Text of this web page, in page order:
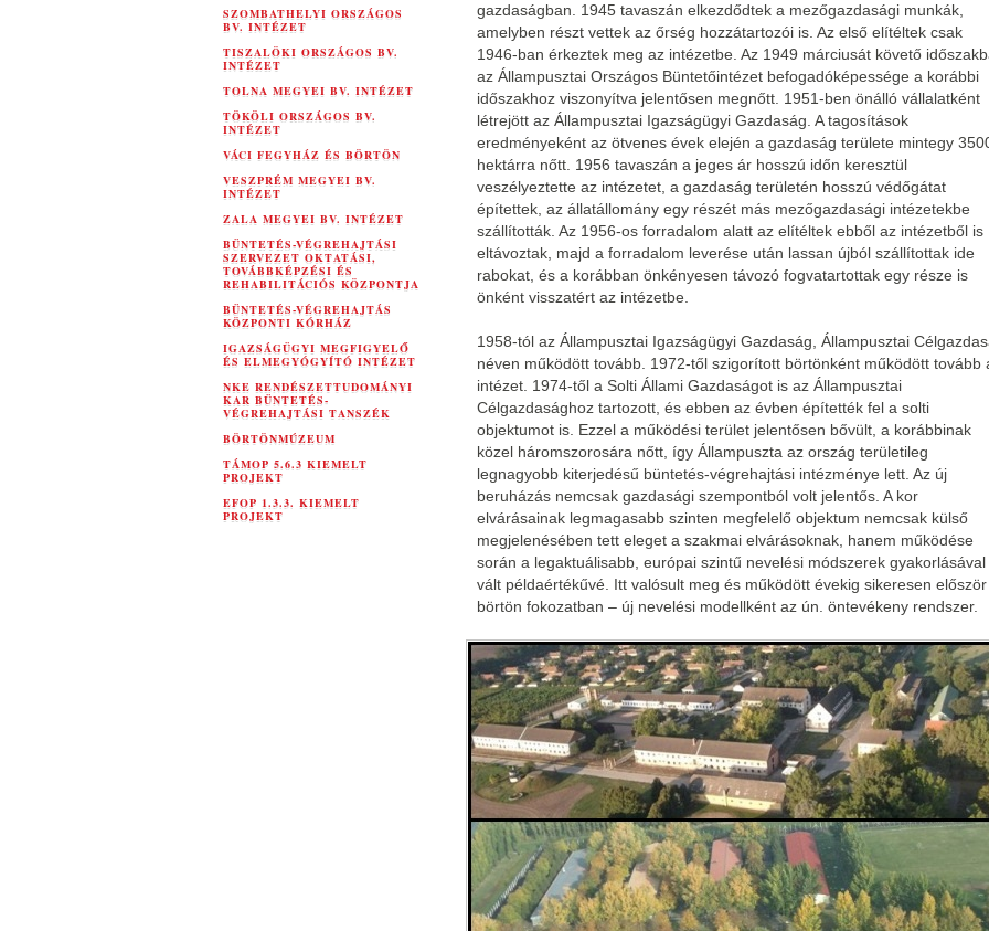
SZOMBATHELYI ORSZÁGOS
BV. INTÉZET
TISZALÖKI ORSZÁGOS BV.
INTÉZET
TOLNA MEGYEI BV. INTÉZET
TÖKÖLI ORSZÁGOS BV.
INTÉZET
VÁCI FEGYHÁZ ÉS BÖRTÖN
VESZPRÉM MEGYEI BV.
INTÉZET
ZALA MEGYEI BV. INTÉZET
BÜNTETÉS-VÉGREHAJTÁSI
SZERVEZET OKTATÁSI,
TOVÁBBKÉPZÉSI ÉS
REHABILITÁCIÓS KÖZPONTJA
BÜNTETÉS-VÉGREHAJTÁS
KÖZPONTI KÓRHÁZ
IGAZSÁGÜGYI MEGFIGYELŐ
ÉS ELMEGYÓGYÍTÓ INTÉZET
NKE RENDÉSZETTUDOMÁNYI
KAR BÜNTETÉS-
VÉGREHAJTÁSI TANSZÉK
BÖRTÖNMÚZEUM
TÁMOP 5.6.3 KIEMELT
PROJEKT
EFOP 1.3.3. KIEMELT
PROJEKT
gazdaságban. 1945 tavaszán elkezdődtek a mezőgazdasági munkák,
amelyben részt vettek az őrség hozzátartozói is. Az első elítéltek csak
1946-ban érkeztek meg az intézetbe. Az 1949 márciusát követő
az Állampusztai Országos Büntetőintézet befogadóképessége a korábbi
időszakhoz viszonyítva jelentősen megnőtt. 1951-ben önálló vállalatként
létrejött az Állampusztai Igazságügyi Gazdaság. A tagosítások
eredményeként az ötvenes évek elején a gazdaság területe mintegy
hektárra nőtt. 1956 tavaszán a jeges ár hosszú időn keresztül
veszélyeztette az intézetet, a gazdaság területén hosszú védőgátat
építettek, az állatállomány egy részét más mezőgazdasági intézetekbe
szállították. Az 1956-os forradalom alatt az elítéltek ebből az intézetből is
eltávoztak, majd a forradalom leverése után lassan újból szállítottak ide
rabokat, és a korábban önkényesen távozó fogvatartottak egy része is
önként visszatért az intézetbe.
1958-tól az Állampusztai Igazságügyi Gazdaság, Állampusztai
néven működött tovább. 1972-től szigorított börtönként működött tovább
intézet. 1974-től a Solti Állami Gazdaságot is az Állampusztai
Célgazdasághoz tartozott, és ebben az évben építették fel a solti
objektumot is. Ezzel a működési terület jelentősen bővült, a korábbinak
közel háromszorosára nőtt, így Állampuszta az ország területileg
legnagyobb kiterjedésű büntetés-végrehajtási intézménye lett. Az új
beruházás nemcsak gazdasági szempontból volt jelentős. A kor
elvárásainak legmagasabb szinten megfelelő objektum nemcsak külső
megjelenésében tett eleget a szakmai elvárásoknak, hanem működése
során a legaktuálisabb, európai szintű nevelési módszerek gyakorlásával
vált példaértékűvé. Itt valósult meg és működött évekig sikeresen
börtön fokozatban – új nevelési modellként az ún. öntevékeny rendszer.